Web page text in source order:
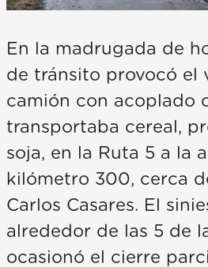
En la madrugada de
de tránsito provocó el
camión con acoplado
transportaba cereal,
soja, en la Ruta 5 a la
kilómetro 300, cerca
Carlos Casares. El
alrededor de las 5 de
ocasionó el cierre